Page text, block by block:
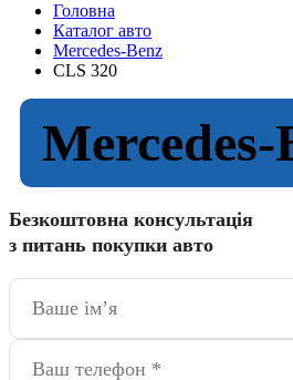
Головна
Каталог авто
Mercedes-Benz
CLS 320
Безкоштовна консультація
з питань покупки авто